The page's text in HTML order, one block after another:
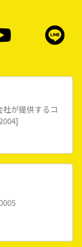
が提供するコ